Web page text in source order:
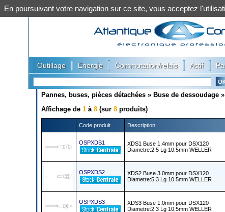
Outillage Energie Commutation/relais Actif
Pannes, buses, pièces détachées » Buse de dessoudage »
Affichage de 1 à 8 (sur 8 produits)
Code produit Description
OSPXDS1
XDS1 Buse 1.4mm pour DSX120
Diametre:2.5 Lg 10.5mm WELLER
OSPXDS2
XDS2 Buse 3.0mm pour DSX120
Diametre:5.3 Lg 10.5mm WELLER
OSPXDS3
XDS3 Buse 1.0mm pour DSX120
Diametre:2.3 Lg 10.5mm WELLER
En poursuivant votre navigation sur ce site, vous acceptez